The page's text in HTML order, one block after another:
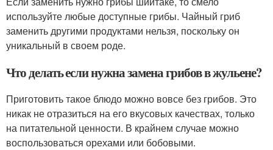
используйте любые доступные грибы. Чайный гриб
заменить другими продуктами нельзя, поскольку он
уникальный в своем роде.
Что делать если нужна замена грибов в жульене?
Приготовить такое блюдо можно вовсе без грибов. Это
никак не отразиться на его вкусовых качествах, только
на питательной ценности. В крайнем случае можно
воспользоваться орехами или бобовыми.